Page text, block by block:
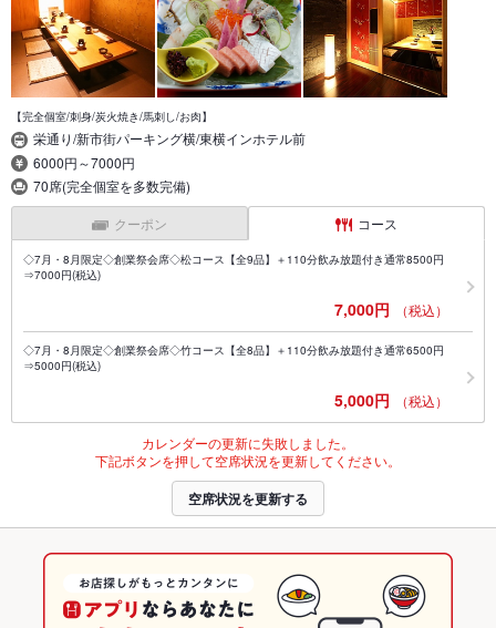
【完全個室/刺身/炭火焼き/馬刺し/お肉】
栄通り/新市街パーキング横/東横インホテル前
6000円～7000円
70席(完全個室を多数完備)
クーポン コース
◇7月・8月限定◇創業祭会席◇松コース【全9品】＋110分飲み放題付き通常8500円
⇒7000円(税込)
7,000円 （税込）
◇7月・8月限定◇創業祭会席◇竹コース【全8品】＋110分飲み放題付き通常6500円
⇒5000円(税込)
5,000円 （税込）
カレンダーの更新に失敗しました。
下記ボタンを押して空席状況を更新してください。
空席状況を更新する